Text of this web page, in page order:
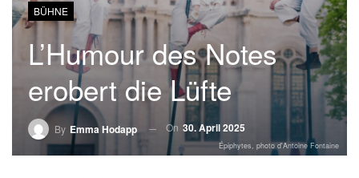
BÜHNE
L’Humour des Notes
erobert die Lüfte
By Emma Hodapp On 30. April 2025
Épiphytes, photo d'Antoine Fontaine